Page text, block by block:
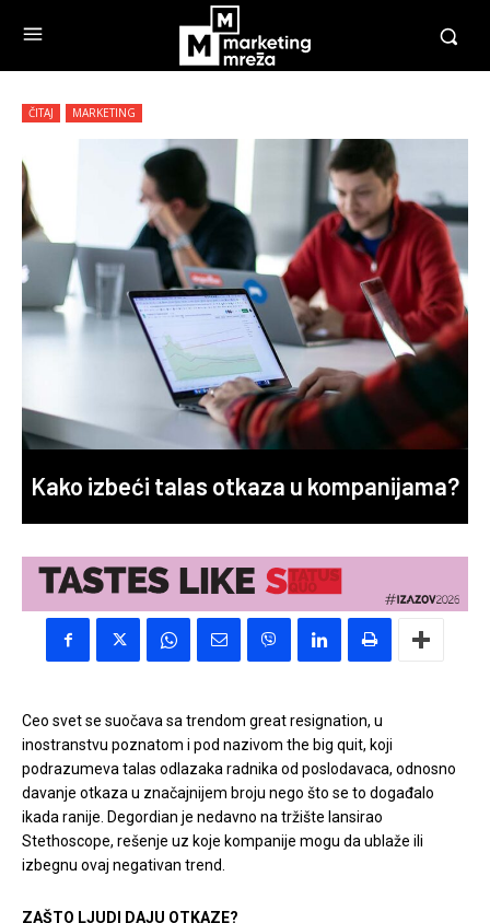
ČITAJ MARKETING
Kako izbeći talas otkaza u kompanijama?
Ceo svet se suočava sa trendom great resignation, u
inostranstvu poznatom i pod nazivom the big quit, koji
podrazumeva talas odlazaka radnika od poslodavaca, odnosno
davanje otkaza u značajnijem broju nego što se to događalo
ikada ranije. Degordian je nedavno na tržište lansirao
Stethoscope, rešenje uz koje kompanije mogu da ublaže ili
izbegnu ovaj negativan trend.
ZAŠTO LJUDI DAJU OTKAZE?